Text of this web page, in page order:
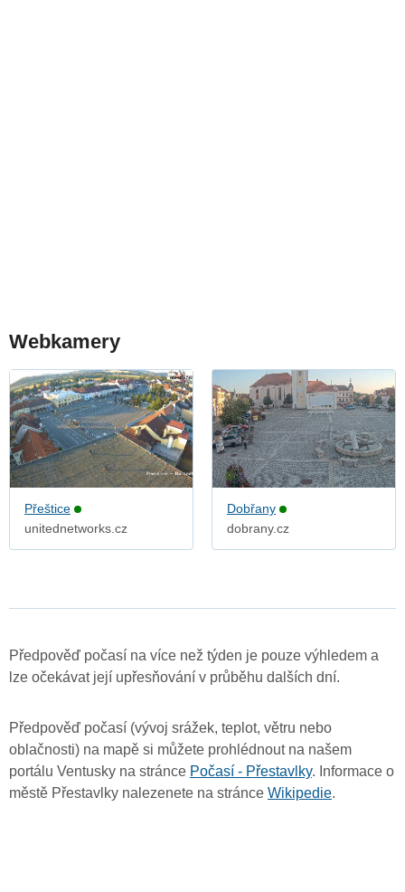
Webkamery
Přeštice
unitednetworks.cz
Dobřany
dobrany.cz
Předpověď počasí na více než týden je pouze výhledem a
lze očekávat její upřesňování v průběhu dalších dní.
Předpověď počasí (vývoj srážek, teplot, větru nebo
oblačnosti) na mapě si můžete prohlédnout na našem
portálu Ventusky na stránce Počasí - Přestavlky. Informace o
městě Přestavlky nalezenete na stránce Wikipedie.